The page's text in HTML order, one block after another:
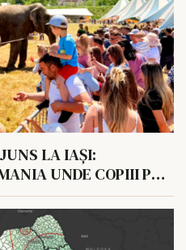
LA IAȘI:
UNDE COPIII POT